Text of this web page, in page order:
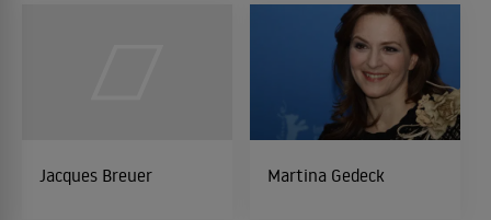
Jacques Breuer Martina Gedeck